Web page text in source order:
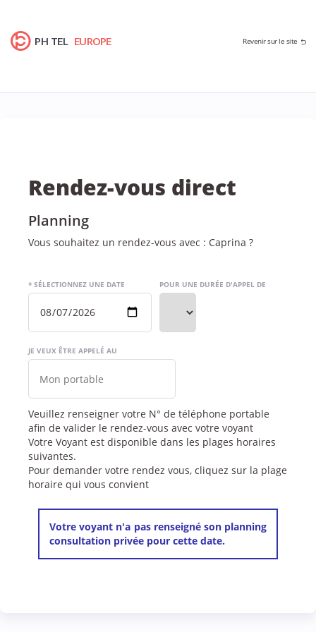
PH TEL EUROPE Revenir sur le site
Rendez-vous direct
Planning
Vous souhaitez un rendez-vous avec : Caprina ?
* SÉLECTIONNEZ UNE DATE POUR UNE DURÉE D'APPEL DE
JE VEUX ÊTRE APPELÉ AU
Veuillez renseigner votre N° de téléphone portable
afin de valider le rendez-vous avec votre voyant
Votre Voyant est disponible dans les plages horaires
suivantes.
Pour demander votre rendez vous, cliquez sur la plage
horaire qui vous convient
Votre voyant n'a pas renseigné son planning
consultation privée pour cette date.